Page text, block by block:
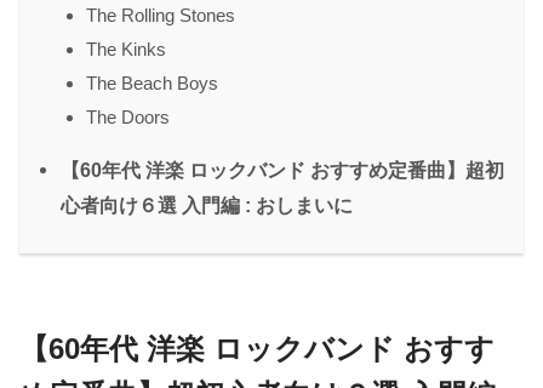
The Rolling Stones
The Kinks
The Beach Boys
The Doors
【60年代 洋楽 ロックバンド おすすめ定番曲】超初
心者向け６選 入門編 : おしまいに
【60年代 洋楽 ロックバンド おすす